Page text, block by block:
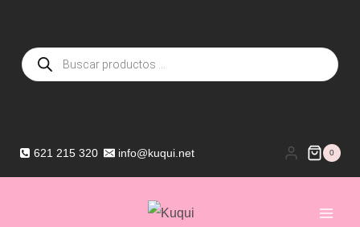
contenido
Búsqueda
de
productos
621 215 320 info@kuqui.net 0